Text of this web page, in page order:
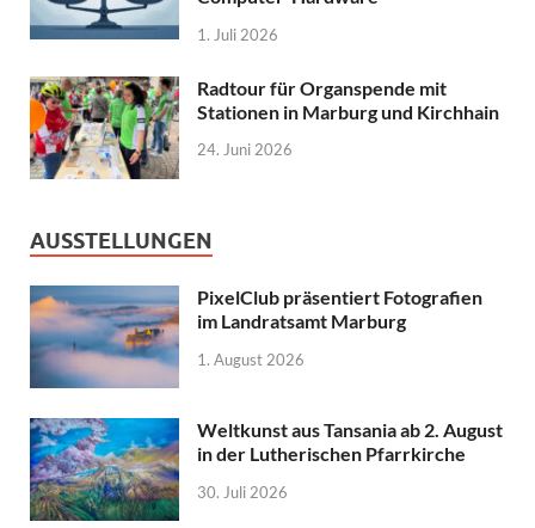
1. Juli 2026
Radtour für Organspende mit
Stationen in Marburg und Kirchhain
24. Juni 2026
AUSSTELLUNGEN
PixelClub präsentiert Fotografien
im Landratsamt Marburg
1. August 2026
Weltkunst aus Tansania ab 2. August
in der Lutherischen Pfarrkirche
30. Juli 2026